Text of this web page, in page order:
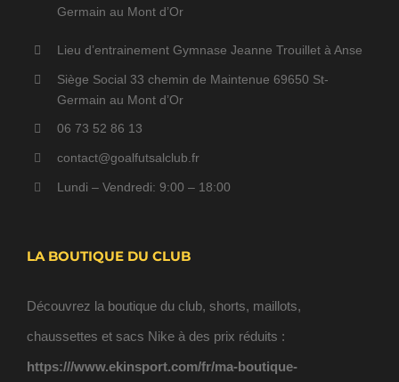
Germain au Mont d’Or
Lieu d’entrainement Gymnase Jeanne Trouillet à Anse
Siège Social 33 chemin de Maintenue 69650 St-
Germain au Mont d’Or
06 73 52 86 13
contact@goalfutsalclub.fr
Lundi – Vendredi: 9:00 – 18:00
LA BOUTIQUE DU CLUB
Découvrez la boutique du club, shorts, maillots,
chaussettes et sacs Nike à des prix réduits :
https:///www.ekinsport.com/fr/ma-boutique-